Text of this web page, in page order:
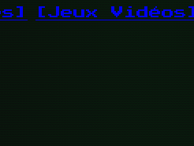
[Jeux Vidéos]